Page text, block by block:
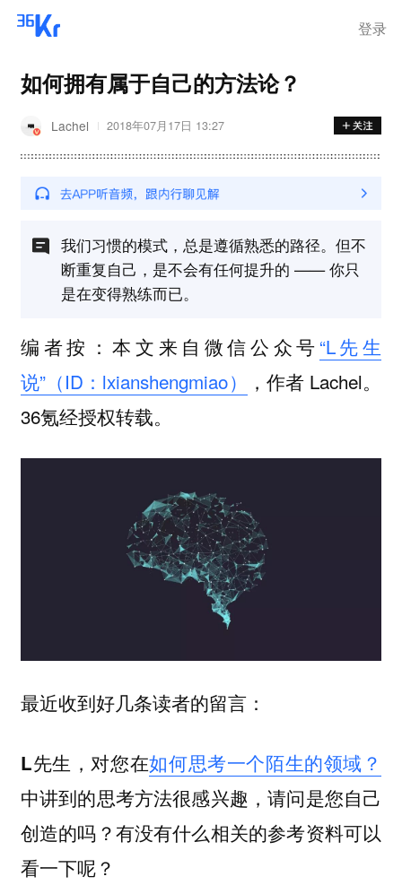
登录
如何拥有属于自己的方法论？
Lachel 2018年07月17日 13:27
我们习惯的模式，总是遵循熟悉的路径。但不
断重复自己，是不会有任何提升的 —— 你只
是在变得熟练而已。
编者按：本文来自微信公众号 “L先生
说”（ID：lxianshengmiao）
，作者 Lachel。
36氪经授权转载。
最近收到好几条读者的留言：
L先生，对您在如何思考一个陌生的领域？
中讲到的思考方法很感兴趣，请问是您自己
创造的吗？有没有什么相关的参考资料可以
看一下呢？